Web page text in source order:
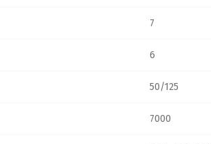
7
6
50/125
7000